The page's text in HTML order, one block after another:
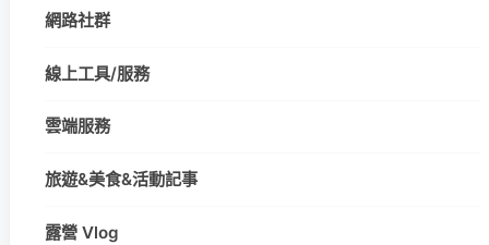
網路社群
線上工具/服務
雲端服務
旅遊&美食&活動記事
露營 Vlog